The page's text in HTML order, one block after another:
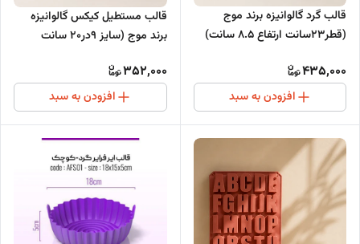
قالب گرد گالوانیزه برند موج
(قطر23سانت ارتفاع ۸.۵ سانت)
435,000
افزودن به سبد
قالب مستطیل کیکس گالوانیزه
برند موج (سایز 9در20 سانت
352,000
افزودن به سبد